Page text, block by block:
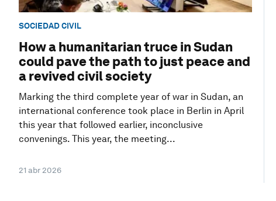
SOCIEDAD CIVIL
How a humanitarian truce in Sudan
could pave the path to just peace and
a revived civil society
Marking the third complete year of war in Sudan, an
international conference took place in Berlin in April
this year that followed earlier, inconclusive
convenings. This year, the meeting...
21 abr 2026